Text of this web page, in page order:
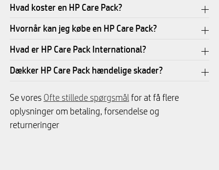
Hvad koster en HP Care Pack?
Hvornår kan jeg købe en HP Care Pack?
Hvad er HP Care Pack International?
Dækker HP Care Pack hændelige skader?
Se vores Ofte stillede spørgsmålfor at få flere
oplysninger om betaling, forsendelse og
returneringer